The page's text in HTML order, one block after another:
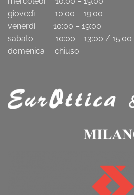
giovedì 10:00 – 19:00
venerdì 10:00 – 19:00
sabato 10:00 – 13:00 / 15:00
domenica chiuso